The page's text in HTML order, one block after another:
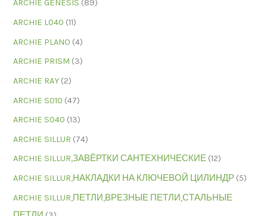
ARCHIE GENESIS (89)
ARCHIE L040 (11)
ARCHIE PLANO (4)
ARCHIE PRISM (3)
ARCHIE RAY (2)
ARCHIE S010 (47)
ARCHIE S040 (13)
ARCHIE SILLUR (74)
ARCHIE SILLUR,ЗАВЁРТКИ САНТЕХНИЧЕСКИЕ (12)
ARCHIE SILLUR,НАКЛАДКИ НА КЛЮЧЕВОЙ ЦИЛИНДР (5)
ARCHIE SILLUR,ПЕТЛИ,ВРЕЗНЫЕ ПЕТЛИ,СТАЛЬНЫЕ